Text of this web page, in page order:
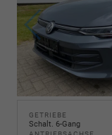
GETRIEBE
Schalt. 6-Gang